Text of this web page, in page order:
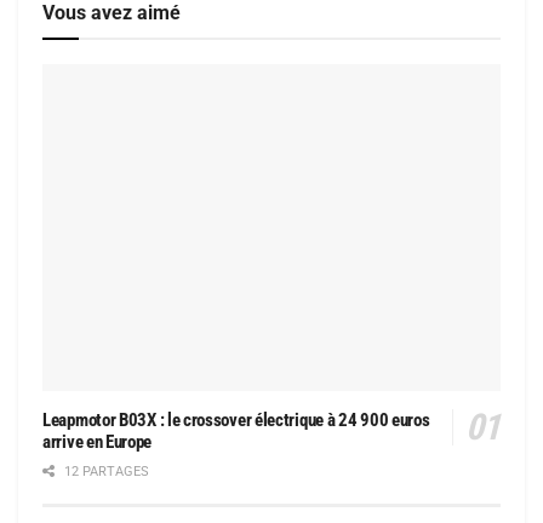
Vous avez aimé
Leapmotor B03X : le crossover électrique à 24 900 euros
arrive en Europe
12 PARTAGES